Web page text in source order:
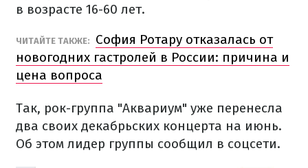
в возрасте 16-60 лет.
ЧИТАЙТЕ ТАКЖЕ:
София Ротару отказалась от
новогодних гастролей в России: причина и
цена вопроса
Так, рок-группа "Аквариум" уже перенесла
два своих декабрьских концерта на июнь.
Об этом лидер группы сообщил в соцсети.